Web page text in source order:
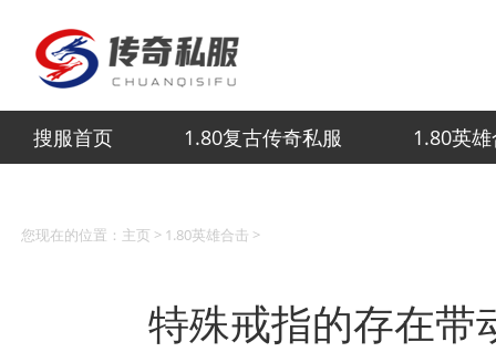
搜服首页 1.80复古传奇私服 1.80英
您现在的位置： 主页 > 1.80英雄合击 >
特殊戒指的存在带